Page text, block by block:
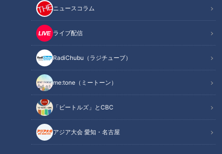
ニュースコラム
ライブ配信
RadiChubu（ラジチューブ）
me:tone（ミートーン）
「ビートルズ」とCBC
アジア大会 愛知・名古屋
の後しどろもどろ・・「もう行かな、タモツとこへ」「タモツ
んてどなた？」「中学のツレでナ・・」。怪しいと問い詰めモ
ードの中澤に、鶴瓶は逆ギレ「疑ってるのか？気分悪い
わ！」。意に返さず、中澤は「(実家の母が作ったコノ食事）
おいし～わ!!」と平然と口に運ぶ。鶴瓶逆襲「先週のカラオケ
って本当か？男が一緒にいた事を知っている・・」。「お隣の
旦那さんやんか。・・気になるのオ？私のこと好きな～ン」と
逆に甘えて見せる中澤。ここで、鶴瓶と中澤が年の離れた夫婦
であると、ハッキリと確定。鶴瓶はシリアスモードで攻め返す
「子供（を産む計画）諦めてくれ」。中澤「他所に（女が）お
るんちゃうん。別れへんで!!」「違う！定期検診で肺がん